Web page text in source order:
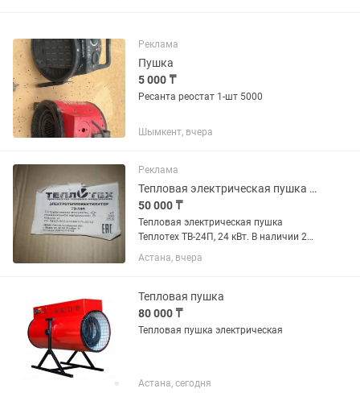
Реклама
Пушка
5 000 ₸
Ресанта реостат 1-шт 5000
Шымкент, вчера
Реклама
Тепловая электрическая пушка Теплотех
50 000 ₸
Тепловая электрическая пушка
Теплотех ТВ-24П, 24 кВт. В наличии 2
шт. 1 новый
Астана, вчера
Тепловая пушка
80 000 ₸
Тепловая пушка электрическая
Астана, сегодня